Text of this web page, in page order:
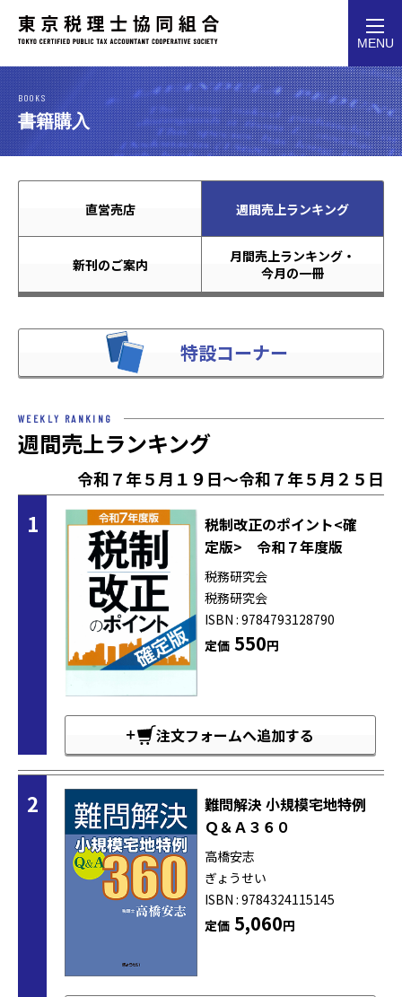
MENU
BOOKS
書籍購入
直営売店 週間売上ランキング
新刊のご案内
月間売上ランキング・
今月の一冊
特設コーナー
WEEKLY RANKING
週間売上ランキング
令和７年５月１９日～令和７年５月２５日
1
税制改正のポイント<確
定版> 令和７年度版
税務研究会
税務研究会
ISBN : 9784793128790
定価550円
注文フォームへ追加する
2
難問解決 小規模宅地特例
Ｑ＆Ａ３６０
高橋安志
ぎょうせい
ISBN : 9784324115145
定価5,060円